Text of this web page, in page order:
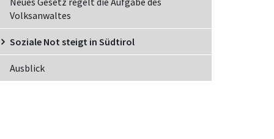
Volksanwaltes
Soziale Not steigt in Südtirol
Ausblick